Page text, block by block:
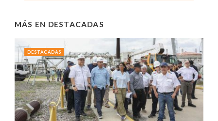
MÁS EN DESTACADAS
DESTACADAS